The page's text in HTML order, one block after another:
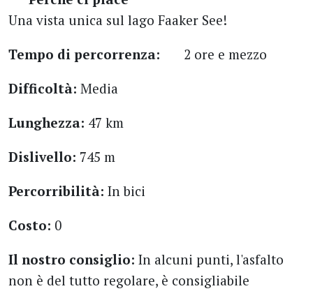
Una vista unica sul lago Faaker See!
Tempo di percorrenza:
2 ore e mezzo
Difficoltà: Media
Lunghezza: 47 km
Dislivello: 745 m
Percorribilità: In bici
Costo: 0
Il nostro consiglio: In alcuni punti, l'asfalto
non è del tutto regolare, è consigliabile